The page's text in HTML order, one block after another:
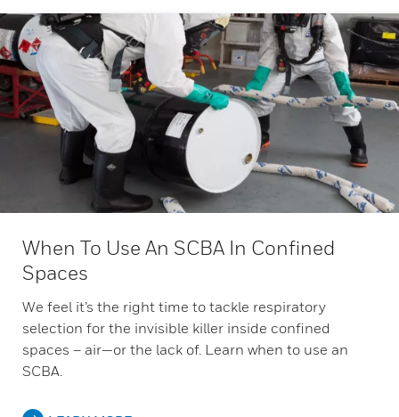
When To Use An SCBA In Confined
Spaces
We feel it’s the right time to tackle respiratory
selection for the invisible killer inside confined
spaces – air—or the lack of. Learn when to use an
SCBA.